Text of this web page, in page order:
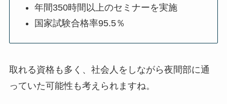
年間350時間以上のセミナーを実施
国家試験合格率95.5％
取れる資格も多く、社会人をしながら夜間部に通
っていた可能性も考えられますね。